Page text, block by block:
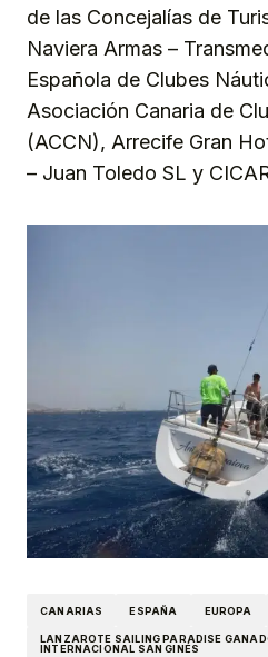
de las Concejalías de
Naviera Armas –
Española de Clubes
Asociación Canaria de
(ACCN), Arrecife Gran
– Juan Toledo SL y
CANARIAS ESPAÑA EUROPA
LANZAROTE SAILING PARADISE
INTERNACIONAL SAN GINÉS